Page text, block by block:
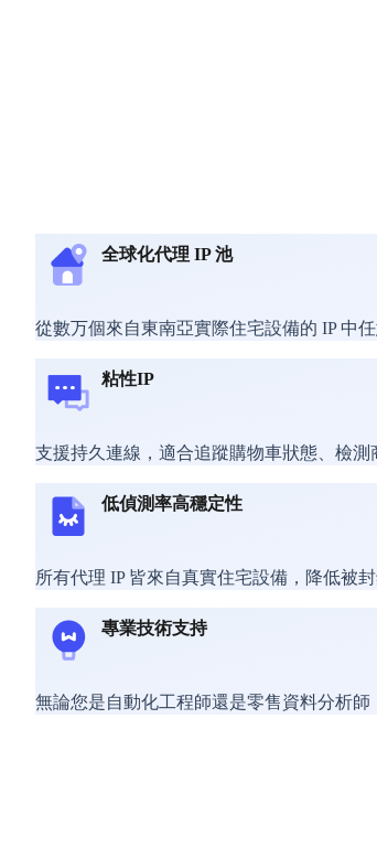
全球化代理 IP 池
從數万個來自東南亞實際住宅設備的 IP 中
粘性IP
支援持久連線，適合追蹤購物車狀態、檢測
低偵測率高穩定性
所有代理 IP 皆來自真實住宅設備，降低被
專業技術支持
無論您是自動化工程師還是零售資料分析師